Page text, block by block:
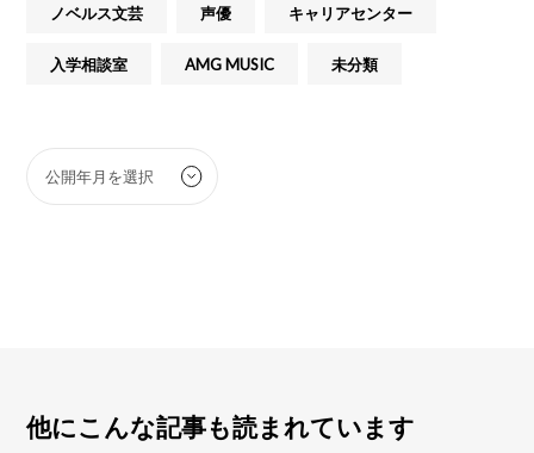
ノベルス文芸 声優 キャリアセンター
入学相談室 AMG MUSIC 未分類
他にこんな記事も読まれています